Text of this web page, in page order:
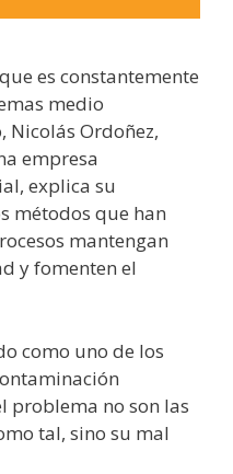
es constantemente
medio
Nicolás Ordoñez,
empresa
explica su
métodos que han
mantengan
y fomenten el
como uno de los
problema no son las
tal, sino su mal